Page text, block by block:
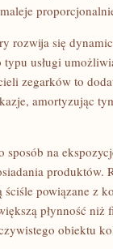
rozwija się
usługi
zegarków to
amortyzując
na
produktów.
powiązane z
płynność niż
obiektu